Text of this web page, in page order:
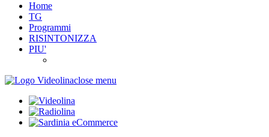
Home
TG
Programmi
RISINTONIZZA
PIU'
close menu